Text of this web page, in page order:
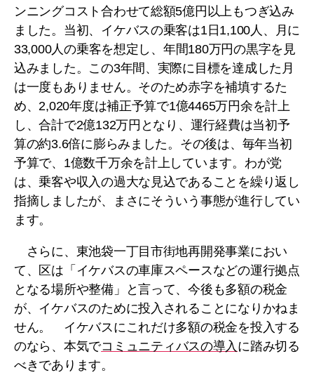
ンニングコスト合わせて総額5億円以上もつぎ込み
ました。当初、イケバスの乗客は1日1,100人、月に
33,000人の乗客を想定し、年間180万円の黒字を見
込みました。この3年間、実際に目標を達成した月
は一度もありません。そのため赤字を補填するた
め、2,020年度は補正予算で1億4465万円余を計上
し、合計で2億132万円となり、運行経費は当初予
算の約3.6倍に膨らみました。その後は、毎年当初
予算で、1億数千万余を計上しています。わが党
は、乗客や収入の過大な見込であることを繰り返し
指摘しましたが、まさにそういう事態が進行してい
ます。
さらに、東池袋一丁目市街地再開発事業におい
て、区は「イケバスの車庫スペースなどの運行拠点
となる場所や整備」と言って、今後も多額の税金
が、イケバスのために投入されることになりかねま
せん。 イケバスにこれだけ多額の税金を投入する
のなら、本気でコミュニティバスの導入 に踏み切る
べきであります。